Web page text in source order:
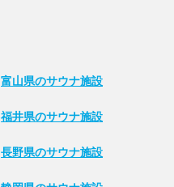
富山県のサウナ施設
福井県のサウナ施設
長野県のサウナ施設